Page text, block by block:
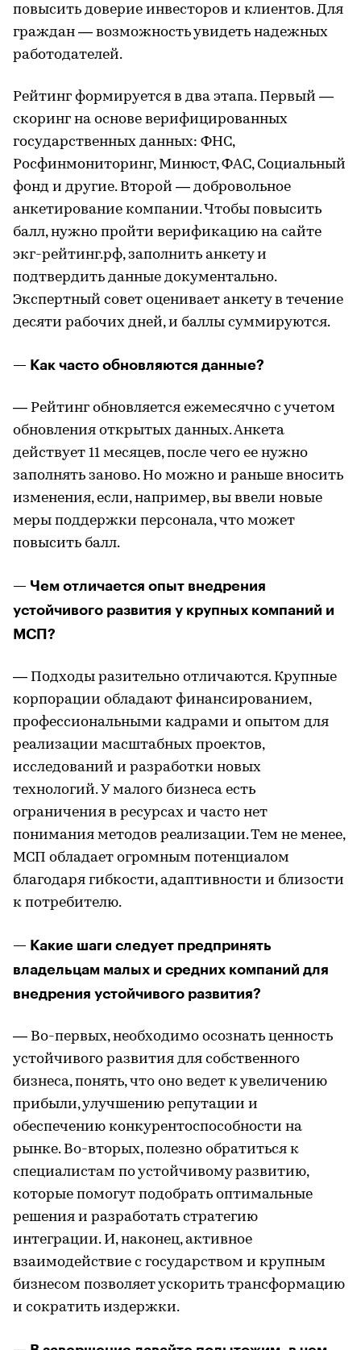
повысить доверие инвесторов и клиентов. Для
граждан — возможность увидеть надежных
работодателей.
Рейтинг формируется в два этапа. Первый —
скоринг на основе верифицированных
государственных данных: ФНС,
Росфинмониторинг, Минюст, ФАС, Социальный
фонд и другие. Второй — добровольное
анкетирование компании. Чтобы повысить
балл, нужно пройти верификацию на сайте
экг-рейтинг.рф, заполнить анкету и
подтвердить данные документально.
Экспертный совет оценивает анкету в течение
десяти рабочих дней, и баллы суммируются.
— Как часто обновляются данные?
— Рейтинг обновляется ежемесячно с учетом
обновления открытых данных. Анкета
действует 11 месяцев, после чего ее нужно
заполнять заново. Но можно и раньше вносить
изменения, если, например, вы ввели новые
меры поддержки персонала, что может
повысить балл.
— Чем отличается опыт внедрения
устойчивого развития у крупных компаний и
МСП?
— Подходы разительно отличаются. Крупные
корпорации обладают финансированием,
профессиональными кадрами и опытом для
реализации масштабных проектов,
исследований и разработки новых
технологий. У малого бизнеса есть
ограничения в ресурсах и часто нет
понимания методов реализации. Тем не менее,
МСП обладает огромным потенциалом
благодаря гибкости, адаптивности и близости
к потребителю.
— Какие шаги следует предпринять
владельцам малых и средних компаний для
внедрения устойчивого развития?
— Во-первых, необходимо осознать ценность
устойчивого развития для собственного
бизнеса, понять, что оно ведет к увеличению
прибыли, улучшению репутации и
обеспечению конкурентоспособности на
рынке. Во-вторых, полезно обратиться к
специалистам по устойчивому развитию,
которые помогут подобрать оптимальные
решения и разработать стратегию
интеграции. И, наконец, активное
взаимодействие с государством и крупным
бизнесом позволяет ускорить трансформацию
и сократить издержки.